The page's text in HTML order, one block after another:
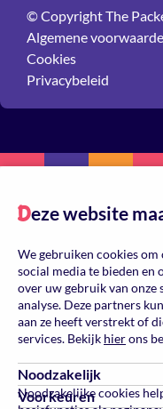
© Copyright The
Algemene
Cookies
Privacybeleid
Deze website
We gebruiken cookies
social media te bieden en
over uw gebruik van onze
analyse. Deze partners
aan ze heeft verstrekt of
services. Bekijk hierons
Noodzakelijk
Noodzakelijke cookies
Voorkeuren